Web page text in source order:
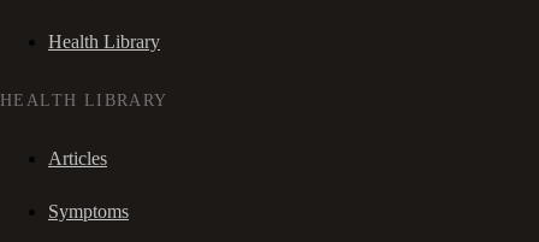
Health Library
HEALTH LIBRARY
Articles
Symptoms